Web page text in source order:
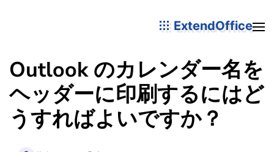
ExtendOffice
Outlook のカレンダー名を
ヘッダーに印刷するにはど
うすればよいですか？